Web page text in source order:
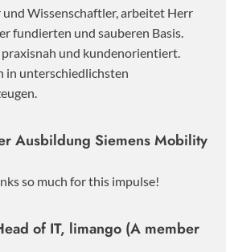
Wissenschaftler, arbeitet Herr
fundierten und sauberen Basis.
und kundenorientiert.
in unterschiedlichsten
Ausbildung Siemens Mobility
so much for this impulse!
of IT, limango (A member